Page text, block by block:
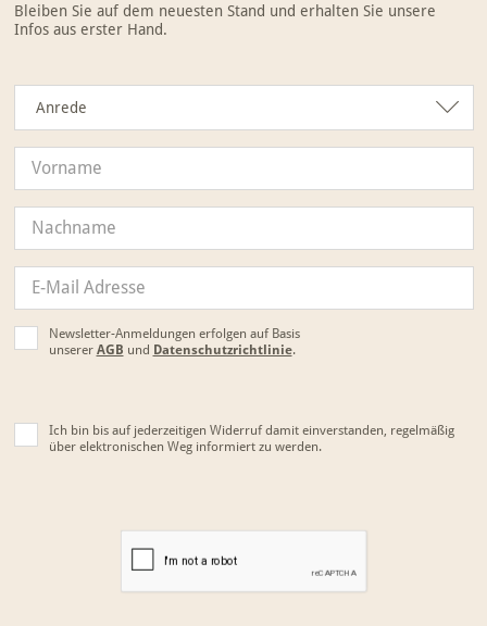
Bleiben Sie auf dem neuesten Stand und erhalten Sie unsere
Infos aus erster Hand.
Anrede
Newsletter-Anmeldungen erfolgen auf Basis
unserer AGB und Datenschutzrichtlinie.
Ich bin bis auf jederzeitigen Widerruf damit einverstanden, regelmäßig
über elektronischen Weg informiert zu werden.